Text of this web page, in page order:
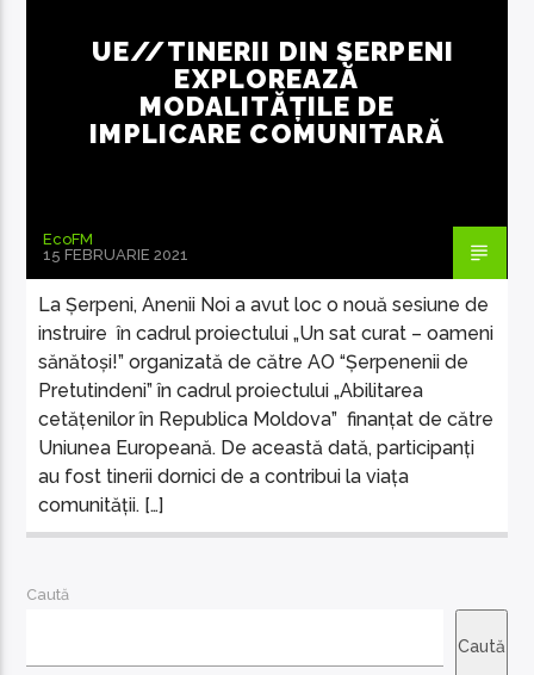
UE//TINERII DIN ȘERPENI
EXPLOREAZĂ
MODALITĂȚILE DE
IMPLICARE COMUNITARĂ
EcoFM
15 FEBRUARIE 2021
La Șerpeni, Anenii Noi a avut loc o nouă sesiune de
instruire în cadrul proiectului „Un sat curat – oameni
sănătoși!” organizată de către AO “Șerpenenii de
Pretutindeni” în cadrul proiectului „Abilitarea
cetățenilor în Republica Moldova” finanțat de către
Uniunea Europeană. De această dată, participanți
au fost tinerii dornici de a contribui la viața
comunității. […]
Caută
Caută